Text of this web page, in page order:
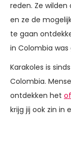
reden. Ze
en ze de
te gaan
in Colombia was
Karakoles is
Colombia.
ontdekken het
krijg jij ook zin in